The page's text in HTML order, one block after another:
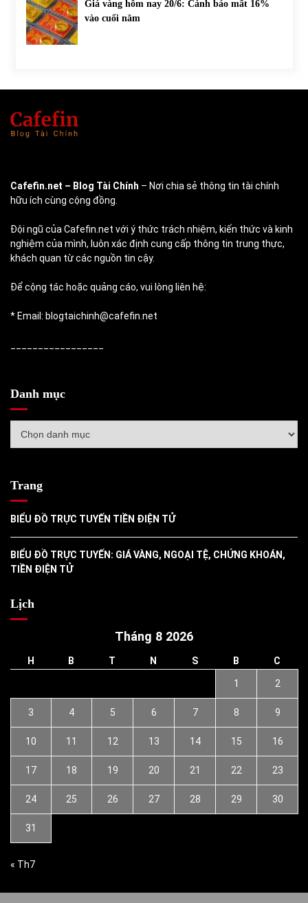
Giá vàng hôm nay 20/6: Cảnh báo mất 16%
vào cuối năm
Cafefin.net – Blog Tài Chính – Nơi chia sẻ thông tin tài chính
hữu ích cùng cộng đồng.
Đội ngũ của Cafefin.net với ý thức trách nhiệm, kiến thức và kinh
nghiệm của mình, luôn xác định cung cấp thông tin trung thực,
khách quan từ các nguồn tin cậy.
Để cộng tác hoặc quảng cáo, vui lòng liên hệ:
* Email: blogtaichinh@cafefin.net
Danh mục
mục
Trang
BIỂU ĐỒ TRỰC TUYẾN TIỀN ĐIỆN TỬ
BIỂU ĐỒ TRỰC TUYẾN: GIÁ VÀNG, NGOẠI TỆ, CHỨNG KHOÁN,
TIỀN ĐIỆN TỬ
Lịch
Tháng 8 2026
H B T N S B C
1 2
3 4 5 6 7 8 9
10 11 12 13 14 15 16
17 18 19 20 21 22 23
24 25 26 27 28 29 30
31
« Th7